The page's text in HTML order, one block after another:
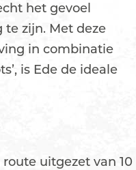
het gevoel
te zijn. Met deze
in combinatie
is Ede de ideale
uitgezet van 10